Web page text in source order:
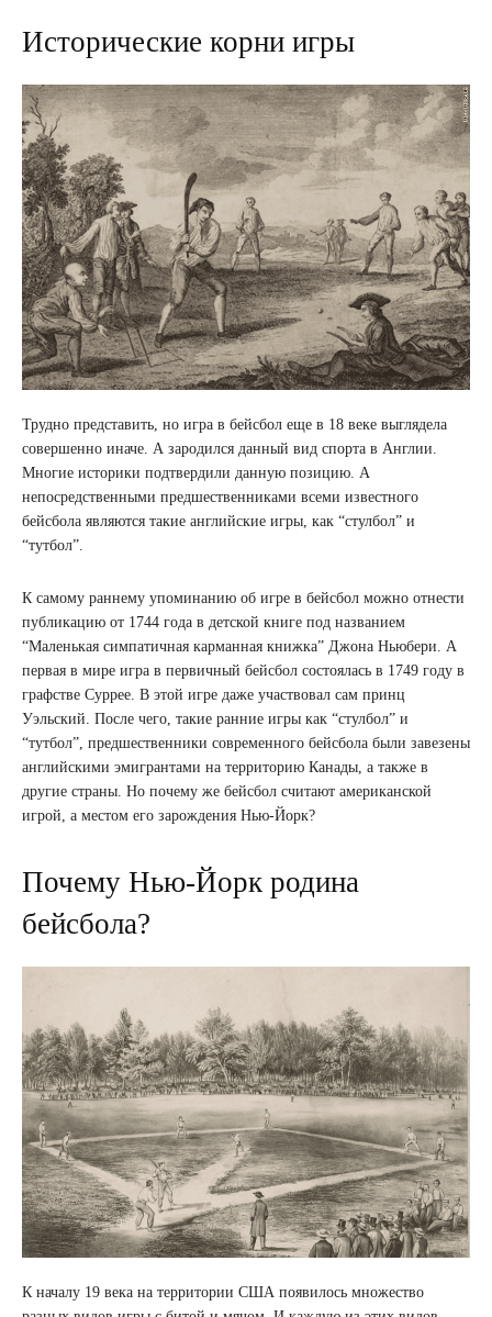
Исторические корни игры
Трудно представить, но игра в бейсбол еще в 18 веке выглядела
совершенно иначе. А зародился данный вид спорта в Англии.
Многие историки подтвердили данную позицию. А
непосредственными предшественниками всеми известного
бейсбола являются такие английские игры, как “стулбол” и
“тутбол”.
К самому раннему упоминанию об игре в бейсбол можно отнести
публикацию от 1744 года в детской книге под названием
“Маленькая симпатичная карманная книжка” Джона Ньюбери. А
первая в мире игра в первичный бейсбол состоялась в 1749 году в
графстве Суррее. В этой игре даже участвовал сам принц
Уэльский. После чего, такие ранние игры как “стулбол” и
“тутбол”, предшественники современного бейсбола были завезены
английскими эмигрантами на территорию Канады, а также в
другие страны. Но почему же бейсбол считают американской
игрой, а местом его зарождения Нью-Йорк?
Почему Нью-Йорк родина
бейсбола?
К началу 19 века на территории США появилось множество